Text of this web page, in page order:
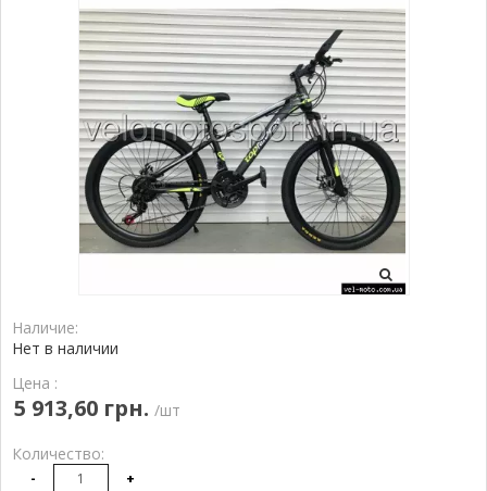
Наличие:
Нет в наличии
Цена :
5 913,60 грн. /шт
Количество:
- +